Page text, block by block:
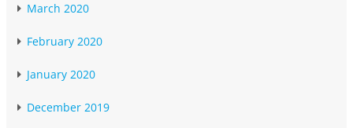
March 2020
February 2020
January 2020
December 2019